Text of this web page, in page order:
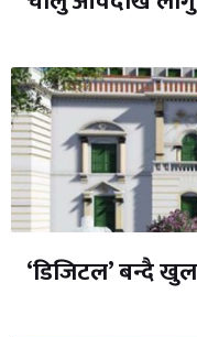
‘डिजिटल’ बन्दै